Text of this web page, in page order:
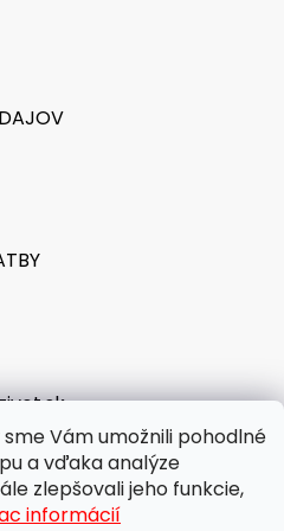
Vám umožnili pohodlné
a vďaka analýze
zlepšovali jeho funkcie,
informácií
v
u